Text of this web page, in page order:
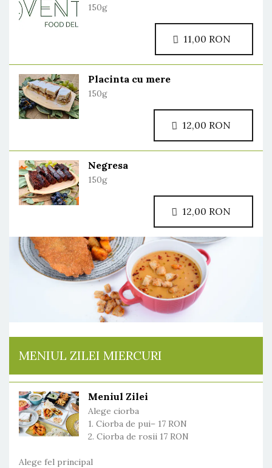
150g
Placinta cu mere
150g
Negresa
150g
MENIUL ZILEI MIERCURI
Meniul Zilei
Alege ciorba
1. Ciorba de pui– 17 RON
2. Ciorba de rosii 17 RON
Alege fel principal